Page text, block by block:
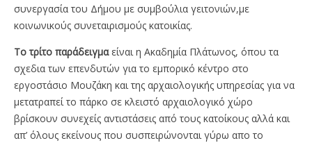
συνεργασία του Δήμου με συμβούλια γειτονιών,με
κοινωνικούς συνεταιρισμούς κατοικίας.
Το τρίτο παράδειγμαείναι η Ακαδημία Πλάτωνος, όπου τα
σχεδια των επενδυτών για το εμπορικό κέντρο στο
εργοστάσιο Μουζάκη και της αρχαιολογικής υπηρεσίας για να
μετατραπεί το πάρκο σε κλειστό αρχαιολογικό χώρο
βρίσκουν συνεχείς αντιστάσεις από τους κατοίκους αλλά και
απ’ όλους εκείνους που συσπειρώνονται γύρω απο το